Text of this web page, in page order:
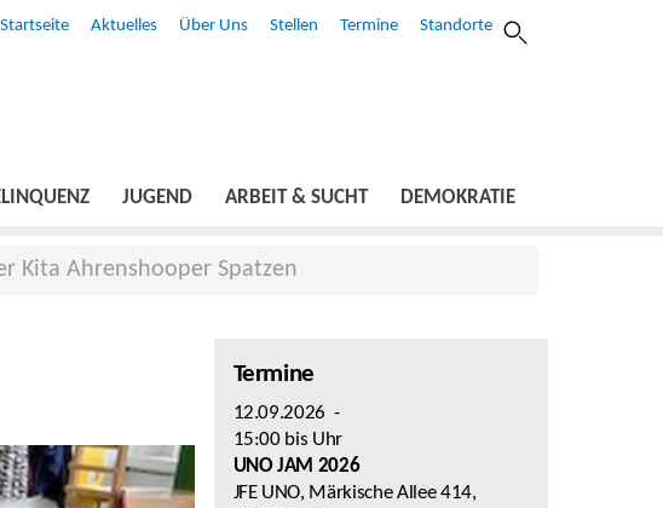
Startseite Aktuelles Über Uns Stellen Termine Standorte
JUGEND ARBEIT & SUCHT DEMOKRATIE
Kita Ahrenshooper Spatzen
Termine
12.09.2026 -
15:00bis Uhr
UNO JAM 2026
JFE UNO, Märkische Allee 414,